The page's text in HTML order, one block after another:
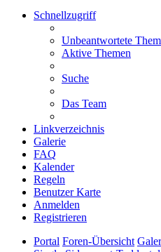
Schnellzugriff
Unbeantwortete
Aktive Themen
Suche
Das Team
Linkverzeichnis
Galerie
FAQ
Kalender
Regeln
Benutzer Karte
Anmelden
Registrieren
Portal Foren-Übersicht